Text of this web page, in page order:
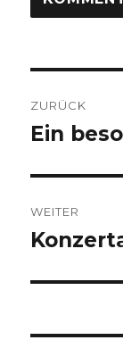
ZURÜCK
Vorheriger
Ein
WEITER
Nächster